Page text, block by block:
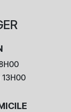
13H00